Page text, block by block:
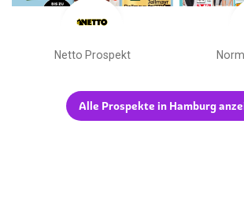
Netto Prospekt
Alle Prospekte in Hamburg